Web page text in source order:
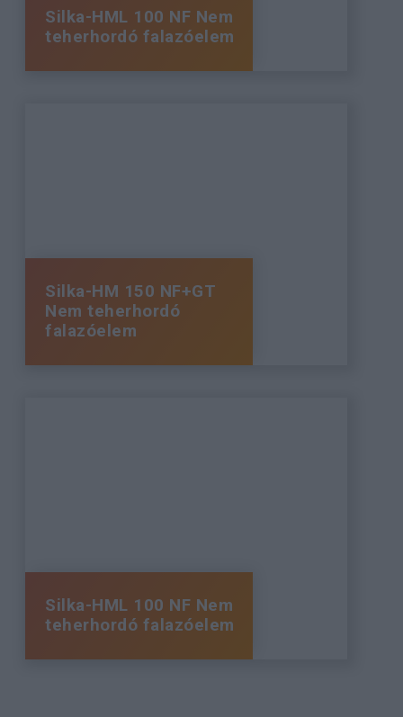
Silka-HML 100 NF Nem
teherhordó falazóelem
Silka-HM 150 NF+GT
Nem teherhordó
falazóelem
Silka-HML 100 NF Nem
teherhordó falazóelem